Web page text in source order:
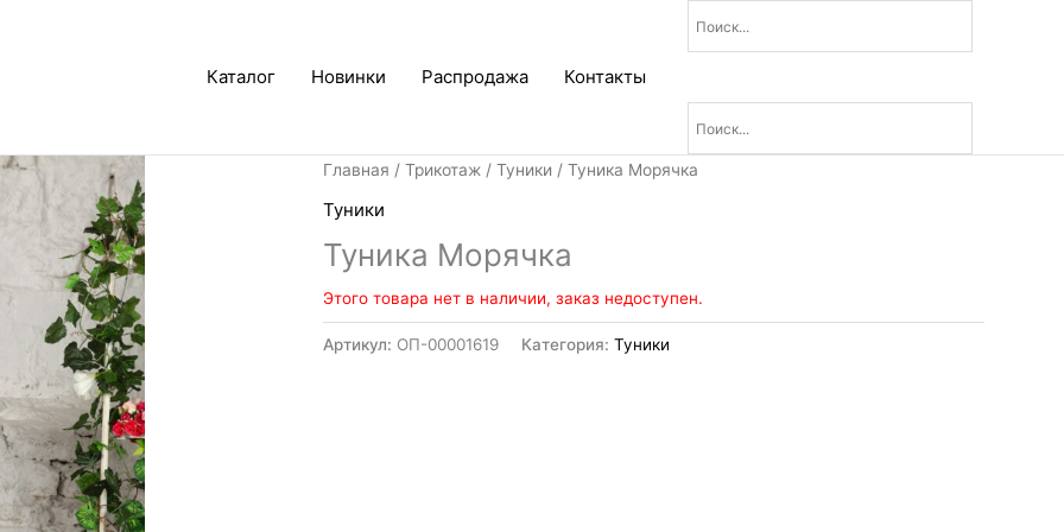
Каталог Новинки Распродажа Контакты
Главная /Трикотаж /Туники / Туника Морячка
Туники
Туника Морячка
Этого товара нет в наличии, заказ недоступен.
Артикул: ОП-00001619 Категория:Туники